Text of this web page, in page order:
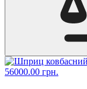
56000.00 грн.